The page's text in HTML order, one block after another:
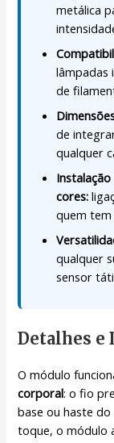
metálica
lâmpadas
de
de
qualquer
cores:
quem tem
qualquer
sensor
Detalhes e
O módulo
corporal: o fio
base ou haste
toque, o módulo